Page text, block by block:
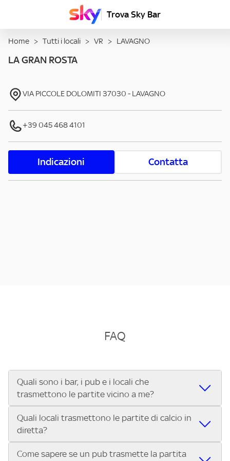
Trova Sky Bar
Home > Tutti i locali > VR > LAVAGNO
LA GRAN ROSTA
VIA PICCOLE DOLOMITI 37030 - LAVAGNO
+39 045 468 4101
Indicazioni Contatta
FAQ
Quali sono i bar, i pub e i locali che
trasmettono le partite vicino a me?
Se cerchi un bar, pub, ristorante o locale vicino a te per
vedere le partite di Serie A ENILIVE, la Serie C Sky Wifi, la
UEFA Champions League, la UEFA Europa League, la UEFA
Conference League, il Tennis, la Formula 1®, la MotoGP™ e
Quali locali trasmettono le partite di calcio in
diretta?
Vuoi sapere quali bar, pub o ristoranti mostrano le partite
Come sapere se un pub trasmette la partita